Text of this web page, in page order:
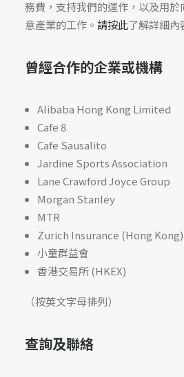
務費，支持我們的運作，以及用
意產業的工作。 請按此了解詳細內
曾經合作的企業或機構
Alibaba Hong Kong Limited
Cafe 8
Cafe Sausalito
Jardine Sports Association
Lane Crawford Joyce Group
Morgan Stanley
MTR
Zurich Insurance (Hong Kong)
小童群益會
香港交易所 (HKEX)
（按英文字母排列）
查詢及聯絡